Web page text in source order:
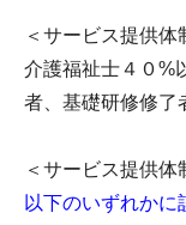
＜サービス提供体
介護福祉士４０%
者、基礎研修修了
＜サービス提供体
以下のいずれかに